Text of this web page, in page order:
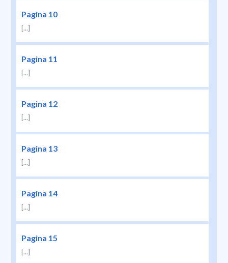
Pagina 10
[...]
Pagina 11
[...]
Pagina 12
[...]
Pagina 13
[...]
Pagina 14
[...]
Pagina 15
[...]